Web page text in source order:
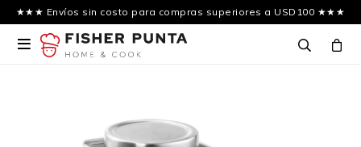
★★★ Envíos sin costo para compras superiores a USD100 ★★★
